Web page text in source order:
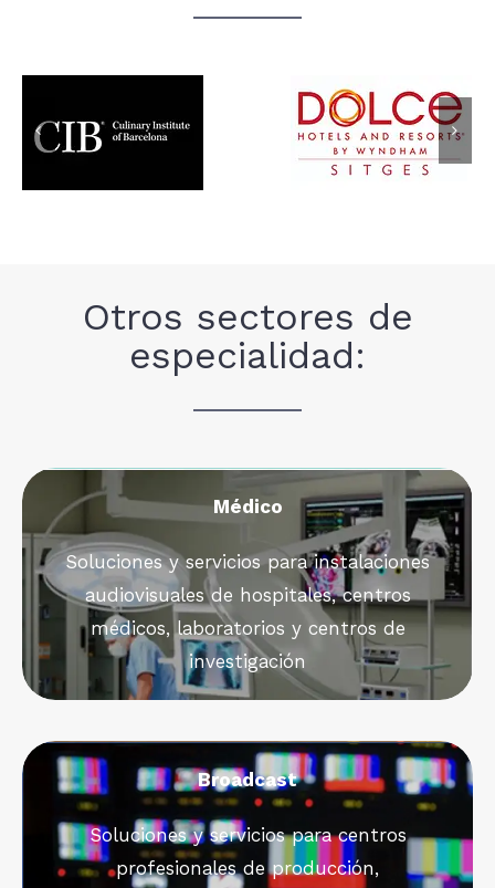
Otros sectores de
especialidad:
Médico
Soluciones y servicios para instalaciones
audiovisuales de hospitales, centros
médicos, laboratorios y centros de
investigación
Broadcast
Soluciones y servicios para centros
profesionales de producción,